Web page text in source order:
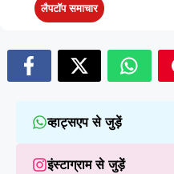
लैपटॉप समाचार
व्हाट्सएप से जुड़ें
इंस्टाग्राम से जुड़ें